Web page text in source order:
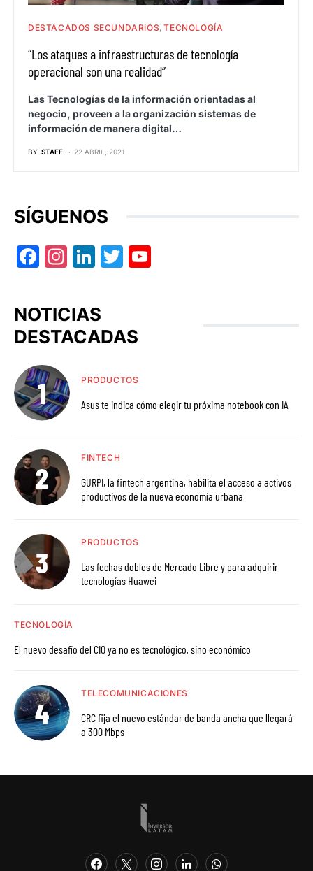
DESTACADOS SECUNDARIOS TECNOLOGÍA
“Los ataques a infraestructuras de tecnología
operacional son una realidad”
Las Tecnologías de la información orientadas al
negocio, proveen a la organización sistemas de
información de manera digital…
BY STAFF 22 ABRIL, 2021
SÍGUENOS
Facebook
Instagram
LinkedIn
Twitter
NOTICIAS
DESTACADAS
PRODUCTOS
Asus te indica cómo elegir tu próxima notebook con IA
FINTECH
GURPI, la fintech argentina, habilita el acceso a activos
productivos de la nueva economía urbana
PRODUCTOS
Las fechas dobles de Mercado Libre y para adquirir
tecnologías Huawei
TECNOLOGÍA
El nuevo desafío del CIO ya no es tecnológico, sino económico
TELECOMUNICACIONES
CRC fija el nuevo estándar de banda ancha que llegará
a 300 Mbps